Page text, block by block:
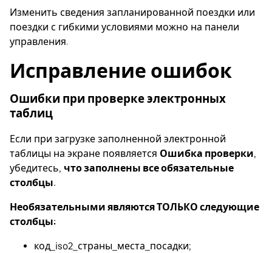
Изменить сведения запланированной поездки или
поездки с гибкими условиями можно на панели
управления.
Исправление ошибок
Ошибки при проверке электронных
таблиц
Если при загрузке заполненной электронной
таблицы на экране появляется Ошибка проверки,
убедитесь, что заполнены все обязательные
столбцы.
Необязательными являются ТОЛЬКО следующие
столбцы:
код_iso2_страны_места_посадки;